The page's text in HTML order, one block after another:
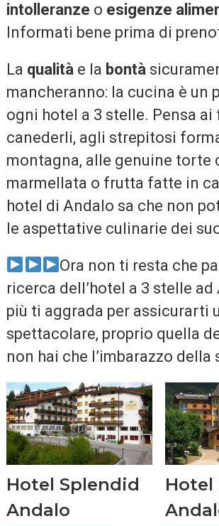
intolleranze o esigenze
Informati bene prima di
La qualitàe la bontà
mancheranno: la cucina è un
ogni hotel a 3 stelle. Pensa
canederli, agli strepitosi
montagna, alle genuine torte
marmellata o frutta fatte in
hotel di Andalo sa che non
le aspettative culinarie dei
Ora non ti resta che
ricerca dell’hotel a 3 stelle ad
più ti aggrada per assicurarti
spettacolare, proprio quella
non hai che l’imbarazzo della
Hotel Splendid
Andalo
Hotel